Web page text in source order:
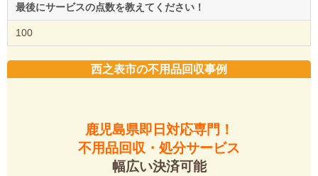
最後にサービスの点数を教えてください！
100
西之表市の不用品回収事例
鹿児島県即日対応専門！
不用品回収・処分サービス
幅広い決済可能